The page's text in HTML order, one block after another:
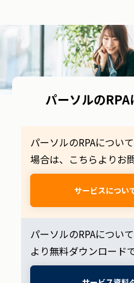
パーソルの
パーソルのRPAについ
場合は、こちらよりお
サービスについ
パーソルのRPAについ
より無料ダウンロード